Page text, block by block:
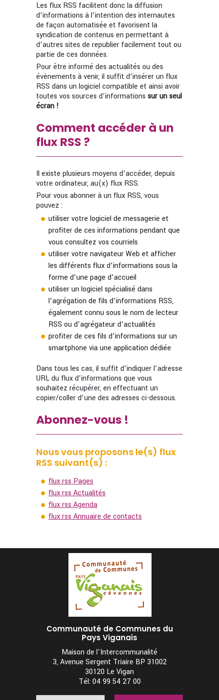
Les flux RSS facilitent donc la diffusion
d’informations à l’intention des internautes
de façon automatisée et favorisent la
syndication de contenus en permettant à
d’autres sites de republier facilement tout ou
partie de ces données.
Pour être informé des actualités ou des
évènements à venir, il suffit d’insérer un flux
RSS dans un logiciel compatible et ainsi avoir
toutes vos sources d’informations sur un seul
écran !
Comment accéder à un
flux RSS ?
Il existe plusieurs moyens d’accéder, depuis
votre ordinateur, au(x) flux RSS.
Pour vous abonner à un flux RSS, vous
pouvez :
utiliser votre logiciel de messagerie et
profiter de ces informations pendant que
vous consultez vos courriels
utiliser votre navigateur Web et afficher
les différents flux d’informations sous la
forme d’une page d’accueil
utiliser un logiciel spécialisé dans
l’agrégation de fils d’informations RSS,
également connu sous le nom de lecteur
RSS ou d’agrégateur d’actualités
profiter de ces fils d’informations sur un
smartphone via une application dédiée
Dans tous les cas, il suffit d’indiquer l’adresse
URL du flux d’informations que vous
souhaitez récupérer, en effectuant un
copier/coller d’une des adresses ci-dessous.
Abonnez-vous !
Nous vous proposons le(s) flux
RSS suivant(s) :
flux rss Pages
flux rss Actualités
flux rss Agenda
flux rss Annuaire de contacts
Communauté de Communes du
Pays Viganais
Maison de l'Intercommunalité
3, Avenue Sergent Triaire BP 31002
30120 Le Vigan
Tél: 04 99 54 27 00